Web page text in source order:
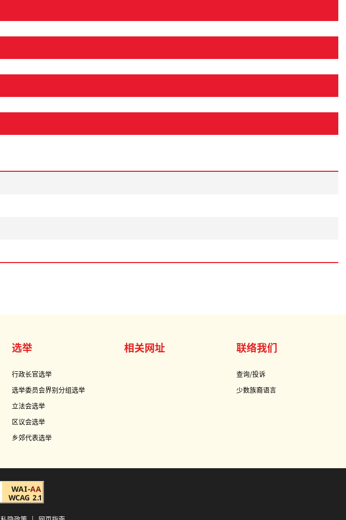
选举
行政长官选举
选举委员会界别分组选举
立法会选举
区议会选举
乡郊代表选举
相关网址 联络我们
查询/投诉
少数族裔语言